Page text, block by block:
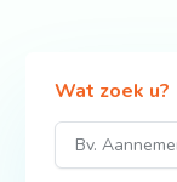
Wat zoek u?